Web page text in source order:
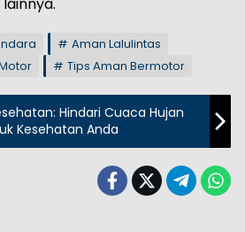
Aman Lalulintas
Tips Aman Bermotor
Hindari Cuaca Hujan
Kesehatan Anda